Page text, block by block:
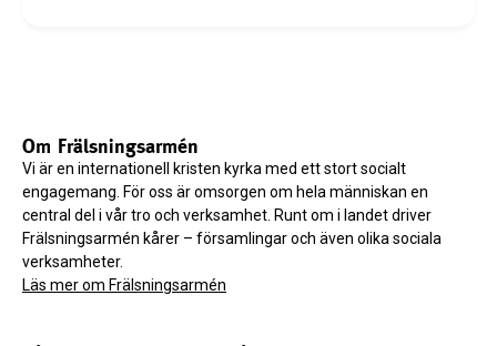
Om Frälsningsarmén
Vi är en internationell kristen kyrka med ett stort socialt
engagemang. För oss är omsorgen om hela människan en
central del i vår tro och verksamhet. Runt om i landet driver
Frälsningsarmén kårer – församlingar och även olika sociala
verksamheter.
Läs mer om Frälsningsarmén